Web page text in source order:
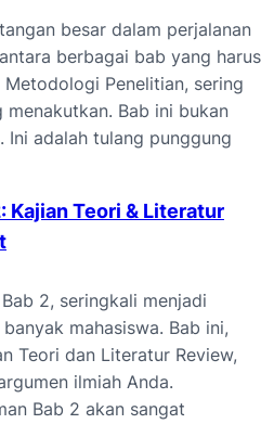
besar dalam perjalanan
berbagai bab yang harus
Penelitian, sering
Bab ini bukan
Ini adalah tulang punggung
Kajian Teori & Literatur
2, seringkali menjadi
mahasiswa. Bab ini,
Teori dan Literatur Review,
ilmiah Anda.
Bab 2 akan sangat